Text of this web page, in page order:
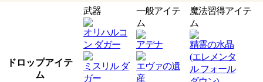
ドロップアイテ
ム
武器
オリハルコ
ン ダガー
ミスリル ダ
ガー
一般アイテ
ム
アデナ
エヴァの遺
産
魔法習得アイテ
ム
精霊の水晶
(エレメンタ
ル フォール